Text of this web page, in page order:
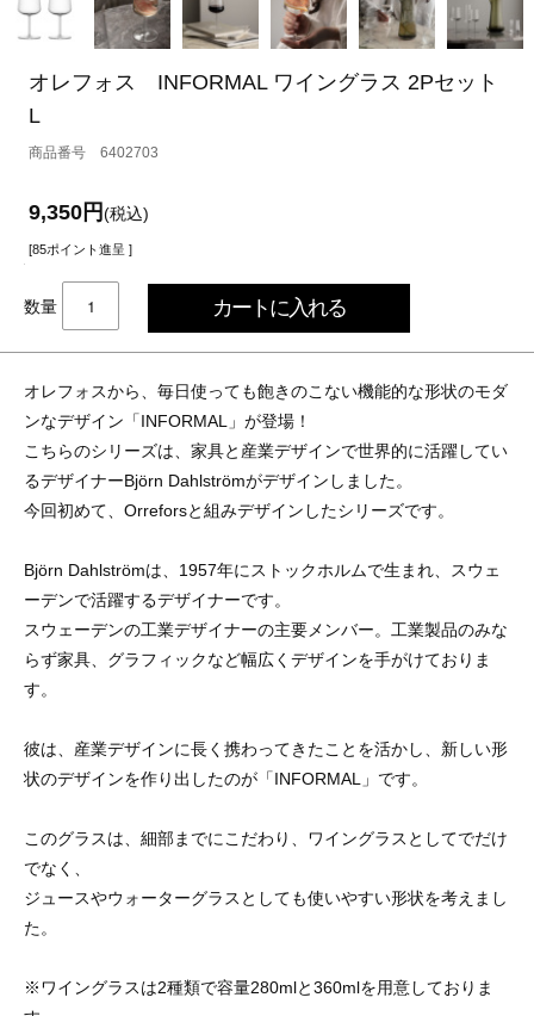
オレフォス INFORMAL ワイングラス 2Pセット
L
6402703
9,350円(税込)
[85ポイント進呈 ]
数量
オレフォスから、毎日使っても飽きのこない機能的な形状のモダ
ンなデザイン「INFORMAL」が登場！
こちらのシリーズは、家具と産業デザインで世界的に活躍してい
るデザイナーBjörn Dahlströmがデザインしました。
今回初めて、Orreforsと組みデザインしたシリーズです。
Björn Dahlströmは、1957年にストックホルムで生まれ、スウェ
ーデンで活躍するデザイナーです。
スウェーデンの工業デザイナーの主要メンバー。工業製品のみな
らず家具、グラフィックなど幅広くデザインを手がけておりま
す。
彼は、産業デザインに長く携わってきたことを活かし、新しい形
状のデザインを作り出したのが「INFORMAL」です。
このグラスは、細部までにこだわり、ワイングラスとしてでだけ
でなく、
ジュースやウォーターグラスとしても使いやすい形状を考えまし
た。
※ワイングラスは2種類で容量280mlと360mlを用意しておりま